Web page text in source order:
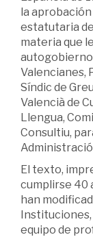
la
estatutaria
materia que
autogobierno
Valencianes,
Síndic de
Valencià de
Llengua,
Consultiu,
El texto,
cumplirse 40
han
equipo de